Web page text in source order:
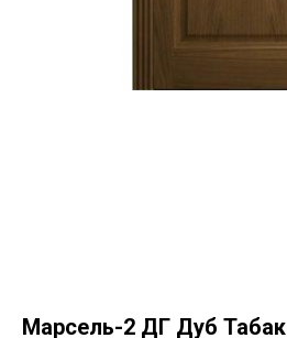
Марсель-2 ДГ Дуб Табак